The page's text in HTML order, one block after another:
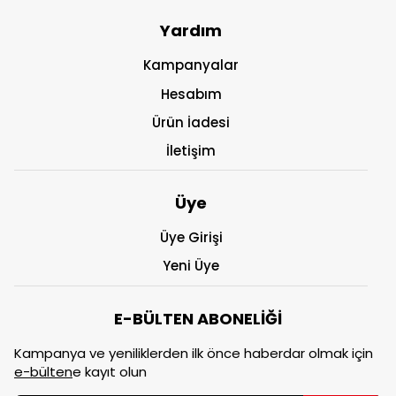
Yardım
Kampanyalar
Hesabım
Ürün İadesi
İletişim
Üye
Üye Girişi
Yeni Üye
E-BÜLTEN ABONELİĞİ
Kampanya ve yeniliklerden ilk önce haberdar olmak için
e-bültene kayıt olun